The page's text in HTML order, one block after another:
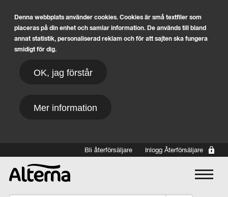
Denna webbplats använder cookies. Cookies är små textfiler som
placeras på din enhet och samlar information. De används till bland
annat statistik, personaliserad reklam och för att sajten ska fungera
smidigt för dig.
OK, jag förstår
Mer information
Hoppa till huvudinnehållBli återförsäljare Inlogg Återförsäljare